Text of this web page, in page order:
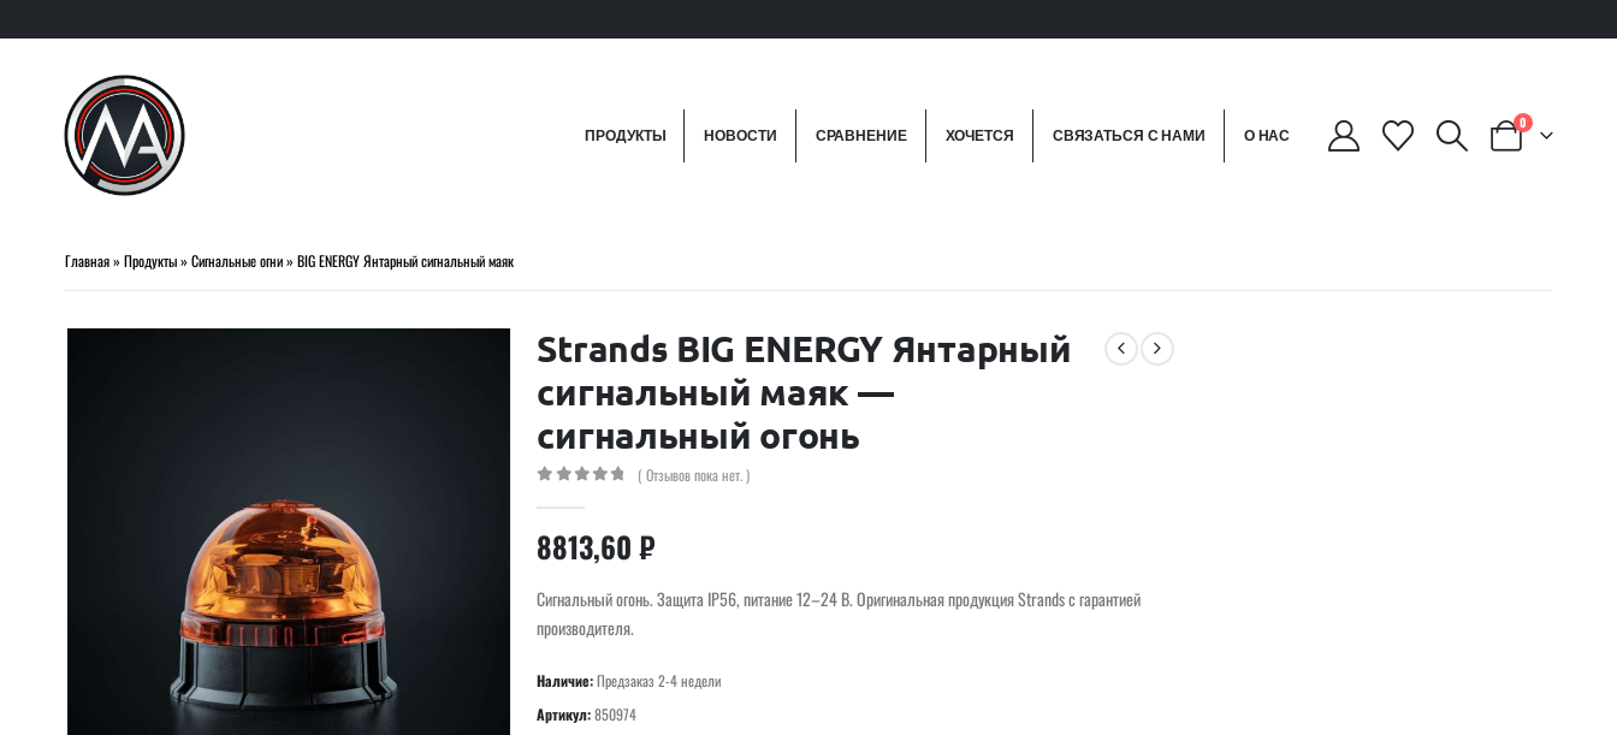
ПРОДУКТЫ НОВОСТИ СРАВНЕНИЕ ХОЧЕТСЯ СВЯЗАТЬСЯ С НАМИ О НАС
0
Главная» Продукты» Сигнальные огни» BIG ENERGY Янтарный сигнальный маяк
Strands BIG ENERGY Янтарный
сигнальный маяк —
сигнальный огонь
( Отзывов пока нет. )
8813,60₽
Сигнальный огонь. Защита IP56, питание 12–24 В. Оригинальная продукция Strands с гарантией
производителя.
Наличие:Предзаказ 2-4 недели
Артикул:850974